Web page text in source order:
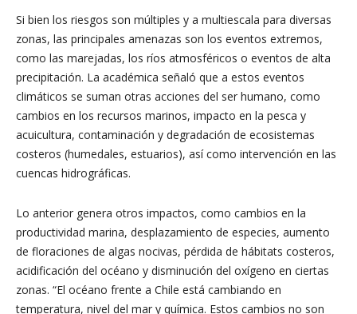
Si bien los riesgos son múltiples y a multiescala para diversas
zonas, las principales amenazas son los eventos extremos,
como las marejadas, los ríos atmosféricos o eventos de alta
precipitación. La académica señaló que a estos eventos
climáticos se suman otras acciones del ser humano, como
cambios en los recursos marinos, impacto en la pesca y
acuicultura, contaminación y degradación de ecosistemas
costeros (humedales, estuarios), así como intervención en las
cuencas hidrográficas.
Lo anterior genera otros impactos, como cambios en la
productividad marina, desplazamiento de especies, aumento
de floraciones de algas nocivas, pérdida de hábitats costeros,
acidificación del océano y disminución del oxígeno en ciertas
zonas. “El océano frente a Chile está cambiando en
temperatura, nivel del mar y química. Estos cambios no son